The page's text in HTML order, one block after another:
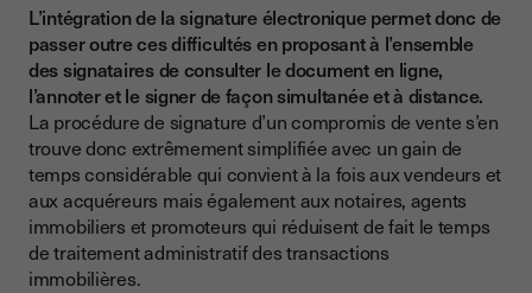
L’intégration de la signature électronique permet donc de
passer outre ces difficultés en proposant à l’ensemble
des signataires de consulter le document en ligne,
l’annoter et le signer de façon simultanée et à distance.
La procédure de signature d’un compromis de vente s’en
trouve donc extrêmement simplifiée avec un gain de
temps considérable qui convient à la fois aux vendeurs et
aux acquéreurs mais également aux notaires, agents
immobiliers et promoteurs qui réduisent de fait le temps
de traitement administratif des transactions
immobilières.